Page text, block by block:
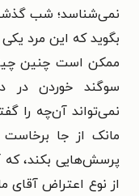
نمی‌شناسد؛ شب
بگوید که این مرد
ممکن است چنین
سوگند خوردن در
نمی‌تواند آن‌چه را
مانک از جا
پرسش‌هایی بکند، که
از نوع اعتراض آقای